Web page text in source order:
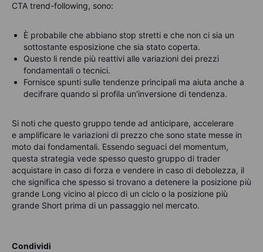
CTA trend-following, sono:
È probabile che abbiano stop stretti e che non ci sia un
sottostante esposizione che sia stato coperta.
Questo li rende più reattivi alle variazioni dei prezzi
fondamentali o tecnici.
Fornisce spunti sulle tendenze principali ma aiuta anche a
decifrare quando si profila un'inversione di tendenza.
Si noti che questo gruppo tende ad anticipare, accelerare
e amplificare le variazioni di prezzo che sono state messe in
moto dai fondamentali. Essendo seguaci del momentum,
questa strategia vede spesso questo gruppo di trader
acquistare in caso di forza e vendere in caso di debolezza, il
che significa che spesso si trovano a detenere la posizione più
grande Long vicino al picco di un ciclo o la posizione più
grande Short prima di un passaggio nel mercato.
Condividi